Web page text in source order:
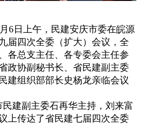
月6日
上午，民建安庆市委在皖源
届四次全委（扩大）会议，全
各总支主任、各专委会主任参
政协副秘书长、省民建副主委
建组织部部长史杨龙亲临会议
民建副主委石再华主持，刘来富
上传达了省民建七届四次全委